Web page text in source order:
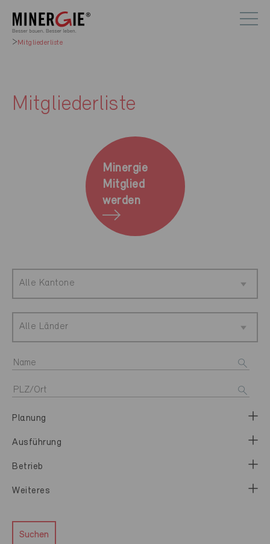
Mitgliederliste
Mitgliederliste
Minergie
Mitglied
werden
Alle Kantone
Alle Länder
Planung
Ausführung
Betrieb
Weiteres
Suchen